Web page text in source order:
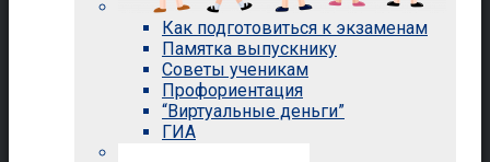
Как подготовиться к экзаменам
Памятка выпускнику
Советы ученикам
Профориентация
“Виртуальные деньги”
ГИА